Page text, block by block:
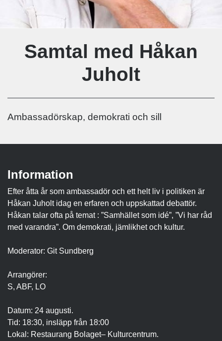
Samtal med Håkan
Juholt
Ambassadörskap, demokrati och sill
Information
Efter åtta år som ambassadör och ett helt liv i politiken är
Håkan Juholt idag en erfaren och uppskattad debattör.
Håkan talar ofta på temat : ”Samhället som idé”, ”Vi har råd
med varandra”. Om demokrati, jämlikhet och kultur.
Moderator: Git Sundberg
Arrangörer:
S, ABF, LO
Datum: 24 augusti.
Tid: 18:30, insläpp från 18:00
Lokal: Restaurang Bolaget– Kulturcentrum.